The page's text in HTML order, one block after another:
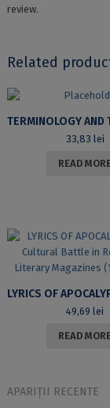
review.
Related
33,83 lei
READ
49,69lei
READ
APARIȚII RECENTE